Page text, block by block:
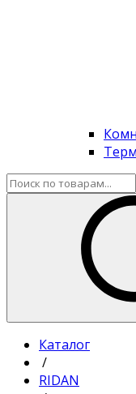
Каталог
/
RIDAN